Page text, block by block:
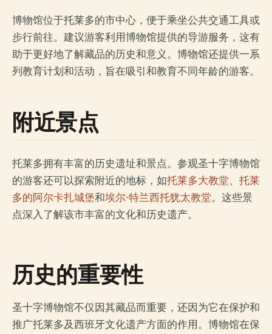
博物馆位于托莱多的市中心，便于乘坐公共交通工具或
步行前往。建议游客利用博物馆提供的导游服务，这有
助于更好地了解藏品的历史和意义。博物馆还提供一系
列教育计划和活动，旨在吸引和教育不同年龄的游客。
附近景点
托莱多拥有丰富的历史遗址和景点。参观圣十字博物馆
的游客还可以探索附近的地标，如托莱多大教堂、 托莱
多的阿尔卡扎城堡和埃尔·特兰西托犹太教堂。这些景
点深入了解该市丰富的文化和历史遗产。
历史的重要性
圣十字博物馆不仅因其藏品而重要，还因为它在保护和
推广托莱多及西班牙文化遗产方面的作用。博物馆在保